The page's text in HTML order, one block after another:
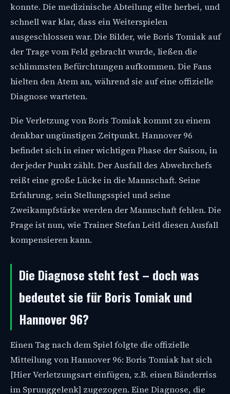
konnte. Die medizinische Abteilung eilte herbei, und
schnell war klar, dass ein Weiterspielen
ausgeschlossen war. Die Bilder, wie Boris Tomiak auf
der Trage vom Feld gebracht wurde, ließen die
schlimmsten Befürchtungen aufkommen. Die Fans
hielten den Atem an, während sie auf eine offizielle
Diagnose warteten.
Die Verletzung von Boris Tomiak kommt zu einem
denkbar ungünstigen Zeitpunkt. Hannover 96
befindet sich in einer wichtigen Phase der Saison, in
der jeder Punkt zählt. Der Ausfall des Abwehrchefs
reißt eine große Lücke in die Mannschaft. Seine
Erfahrung, sein Stellungsspiel und seine
Zweikampfstärke werden der Mannschaft fehlen. Die
Frage ist nun, wie Trainer Stefan Leitl diesen Ausfall
kompensieren kann.
Die Diagnose steht fest – doch was
bedeutet sie für Boris Tomiak und
Hannover 96?
Einen Tag nach dem Spiel folgte die offizielle
Mitteilung von Hannover 96: Boris Tomiak hat sich
[Hier Verletzungsart einfügen, z.B. einen Bänderriss
im Sprunggelenk] zugezogen. Eine Diagnose, die